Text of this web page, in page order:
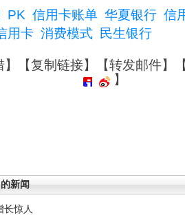
PK 信用卡账单 华夏银行 信
用卡 消费模式 民生银行
】【复制链接】【转发邮件】
】
的新闻
长惊人